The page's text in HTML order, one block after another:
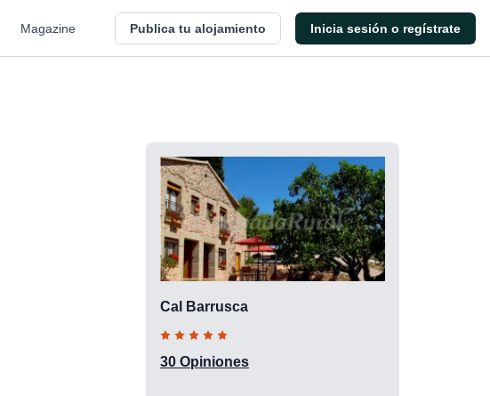
Magazine Publica tu alojamiento Inicia sesión o regístrate
Cal Barrusca
30 Opiniones